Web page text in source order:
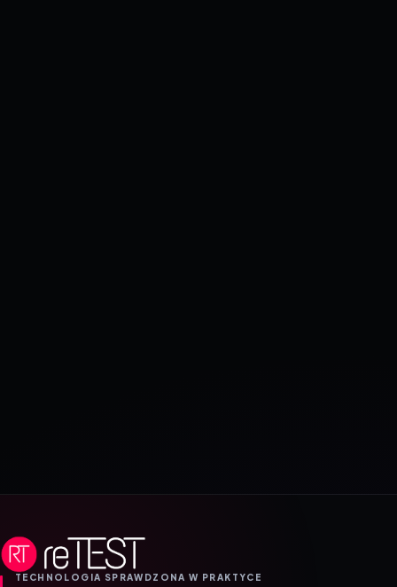
TECHNOLOGIA SPRAWDZONA W PRAKTYCE